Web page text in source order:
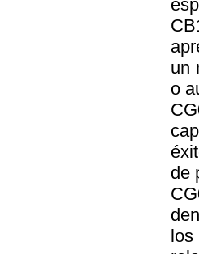
un
o
de